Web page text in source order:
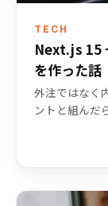
TECH
Next.js 15
を作った話
外注ではなく
ントと組んだ